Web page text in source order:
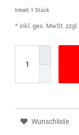
Inhalt 1 Stück
* inkl. ges. MwSt. zzgl.
Wunschliste